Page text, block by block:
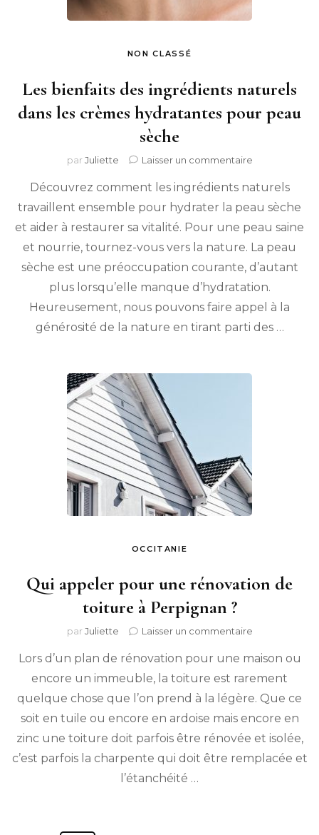
NON CLASSÉ
Les bienfaits des ingrédients naturels
dans les crèmes hydratantes pour peau
sèche
parJuliette Laisser un commentairesur
bienfaits
naturels
dans
crèmes
hydratantes
pour
sèche
Découvrez comment les ingrédients naturels
travaillent ensemble pour hydrater la peau sèche
et aider à restaurer sa vitalité. Pour une peau saine
et nourrie, tournez-vous vers la nature. La peau
sèche est une préoccupation courante, d’autant
plus lorsqu’elle manque d’hydratation.
Heureusement, nous pouvons faire appel à la
générosité de la nature en tirant parti des …
OCCITANIE
Qui appeler pour une rénovation de
toiture à Perpignan ?
parJuliette Laisser un commentairesur
appeler
pour
rénovation
de
toiture
à
Perpignan
Lors d’un plan de rénovation pour une maison ou
encore un immeuble, la toiture est rarement
quelque chose que l’on prend à la légère. Que ce
soit en tuile ou encore en ardoise mais encore en
zinc une toiture doit parfois être rénovée et isolée,
c’est parfois la charpente qui doit être remplacée et
l’étanchéité …